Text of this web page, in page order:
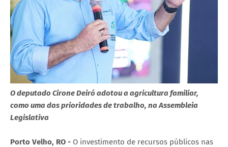
O deputado Cirone Deiró adotou a agricultura familiar,
como uma das prioridades de trabalho, na Assembleia
Legislativa
Porto Velho, RO - O investimento de recursos públicos nas